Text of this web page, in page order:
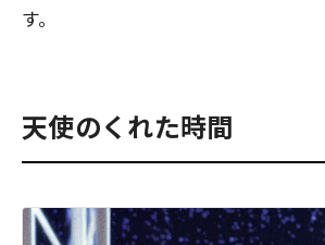
す。
天使のくれた時間